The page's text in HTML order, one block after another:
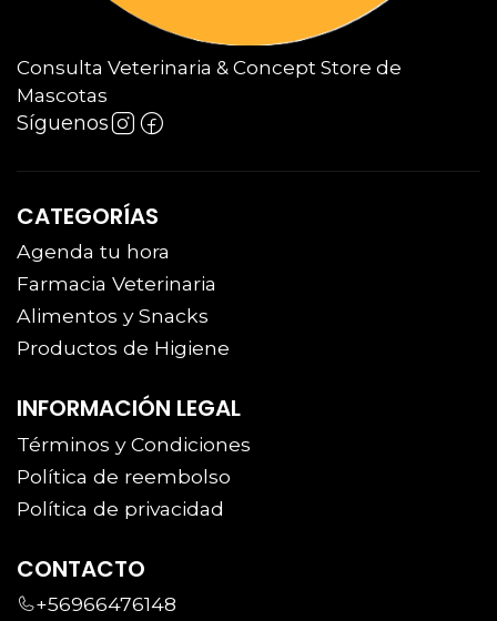
Consulta Veterinaria & Concept Store de
Mascotas
Síguenos
CATEGORÍAS
Agenda tu hora
Farmacia Veterinaria
Alimentos y Snacks
Productos de Higiene
INFORMACIÓN LEGAL
Términos y Condiciones
Política de reembolso
Política de privacidad
CONTACTO
+56966476148